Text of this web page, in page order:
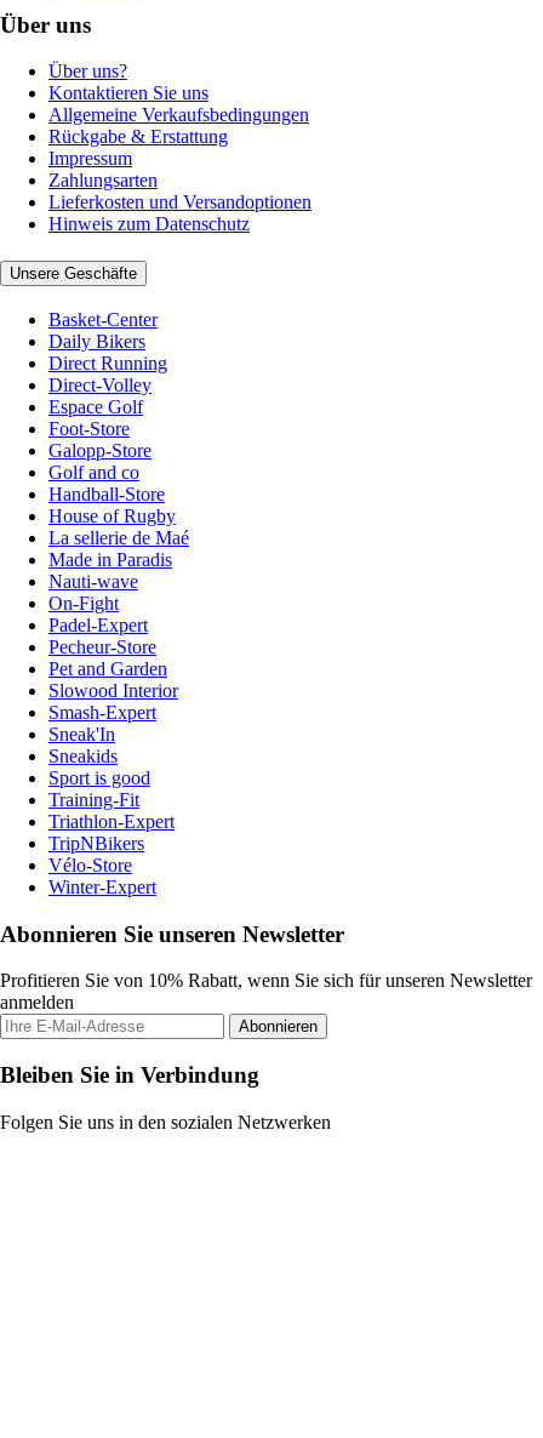
Über uns
Über uns?
Kontaktieren Sie uns
Allgemeine Verkaufsbedingungen
Rückgabe & Erstattung
Impressum
Zahlungsarten
Lieferkosten und Versandoptionen
Hinweis zum Datenschutz
Unsere Geschäfte
Basket-Center
Daily Bikers
Direct Running
Direct-Volley
Espace Golf
Foot-Store
Galopp-Store
Golf and co
Handball-Store
House of Rugby
La sellerie de Maé
Made in Paradis
Nauti-wave
On-Fight
Padel-Expert
Pecheur-Store
Pet and Garden
Slowood Interior
Smash-Expert
Sneak'In
Sneakids
Sport is good
Training-Fit
Triathlon-Expert
TripNBikers
Vélo-Store
Winter-Expert
Abonnieren Sie unseren Newsletter
Profitieren Sie von 10% Rabatt, wenn Sie sich für unseren Newsletter
anmelden
Abonnieren
Bleiben Sie in Verbindung
Folgen Sie uns in den sozialen Netzwerken